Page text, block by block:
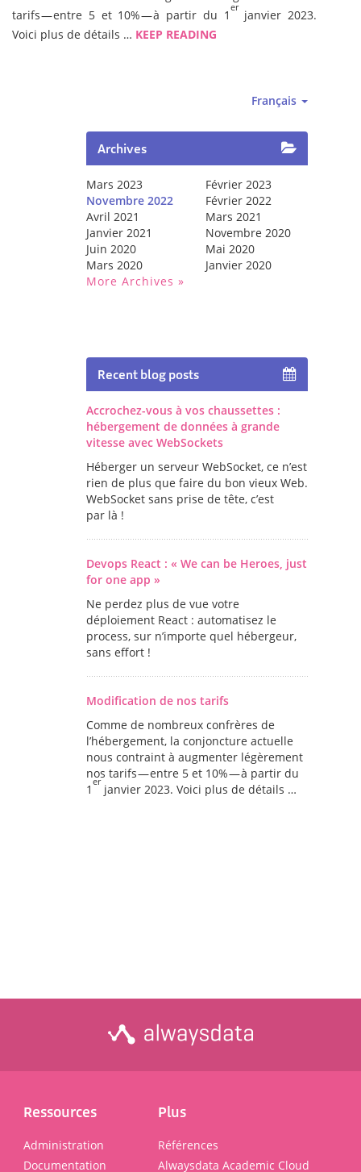
tarifs — entre 5 et 10% — à partir du 1
er
janvier 2023.
Voici plus de détails … KEEP READING
Français
Archives
Mars 2023
Février 2023
Novembre 2022
Février 2022
Avril 2021
Mars 2021
Janvier 2021
Novembre 2020
Juin 2020
Mai 2020
Mars 2020
Janvier 2020
More Archives
Recent blog posts
Accrochez-vous à vos chaussettes :
hébergement de données à grande
vitesse avec WebSockets
Héberger un serveur WebSocket, ce n’est
rien de plus que faire du bon vieux Web.
WebSocket sans prise de tête, c’est
par là !
Devops React : « We can be Heroes, just
for one app »
Ne perdez plus de vue votre
déploiement React : automatisez le
process, sur n’importe quel hébergeur,
sans effort !
Modification de nos tarifs
Comme de nombreux confrères de
l’hébergement, la conjoncture actuelle
nous contraint à augmenter légèrement
nos tarifs — entre 5 et 10% — à partir du
1
er
janvier 2023. Voici plus de détails …
Ressources
Administration
Documentation
Plus
Références
Alwaysdata Academic Cloud